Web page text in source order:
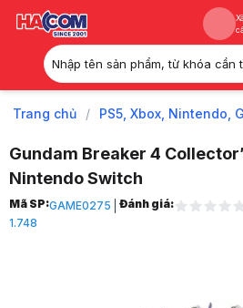
Nhập tên sản phẩm, từ khóa cần
Trang chủ / PS5, Xbox, Nintendo,
Gundam Breaker 4
Nintendo Switch
Trang chủ
1
Mã SP:GAME0275 Đánh giá:
1.748